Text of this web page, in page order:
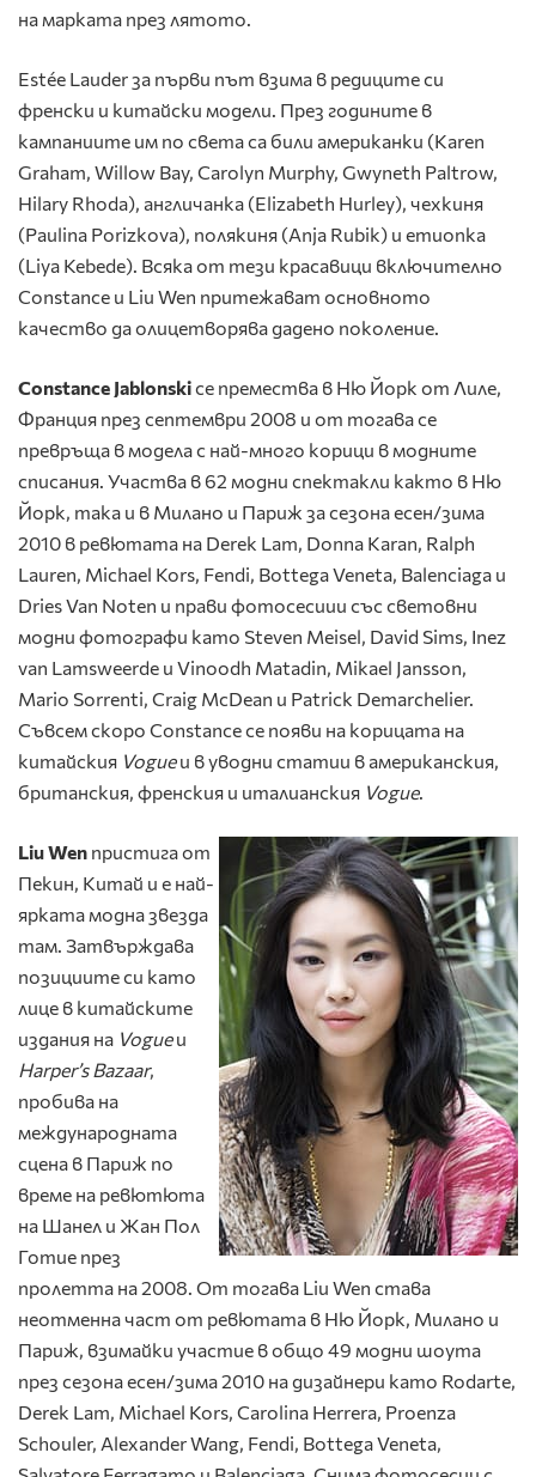
на марката през лятото.
Estée Lauder за първи път взима в редиците си
френски и китайски модели. През годините в
кампаниите им по света са били американки (Karen
Graham, Willow Bay, Carolyn Murphy, Gwyneth Paltrow,
Hilary Rhoda), англичанка (Elizabeth Hurley), чехкиня
(Paulina Porizkova), полякиня (Anja Rubik) и етиопка
(Liya Kebede). Всяка от тези красавици включително
Constance и Liu Wen притежават основното
качество да олицетворява дадено поколение.
Constance Jablonskiсе премества в Ню Йорк от Лиле,
Франция през септември 2008 и от тогава се
превръща в модела с най-много корици в модните
списания. Участва в 62 модни спектакли както в Ню
Йорк, така и в Милано и Париж за сезона есен/зима
2010 в ревютата на Derek Lam, Donna Karan, Ralph
Lauren, Michael Kors, Fendi, Bottega Veneta, Balenciaga и
Dries Van Noten и прави фотосесиии със световни
модни фотографи като Steven Meisel, David Sims, Inez
van Lamsweerde и Vinoodh Matadin, Mikael Jansson,
Mario Sorrenti, Craig McDean и Patrick Demarchelier.
Съвсем скоро Constance се появи на корицата на
китайския Vogueи в уводни статии в американския,
британския, френския и италианския Vogue.
LiuWen пристига от
Пекин, Китай и е най-
ярката модна звезда
там. Затвърждава
позициите си като
лице в китайските
издания на Vogueи
Harper’s Bazaar,
пробива на
международната
сцена в Париж по
време на ревютюта
на Шанел и Жан Пол
Готие през
пролетта на 2008. От тогава Liu Wen става
неотменна част от ревютата в Ню Йорк, Милано и
Париж, взимайки участие в общо 49 модни шоута
през сезона есен/зима 2010 на дизайнери като Rodarte,
Derek Lam, Michael Kors, Carolina Herrera, Proenza
Schouler, Alexander Wang, Fendi, Bottega Veneta,